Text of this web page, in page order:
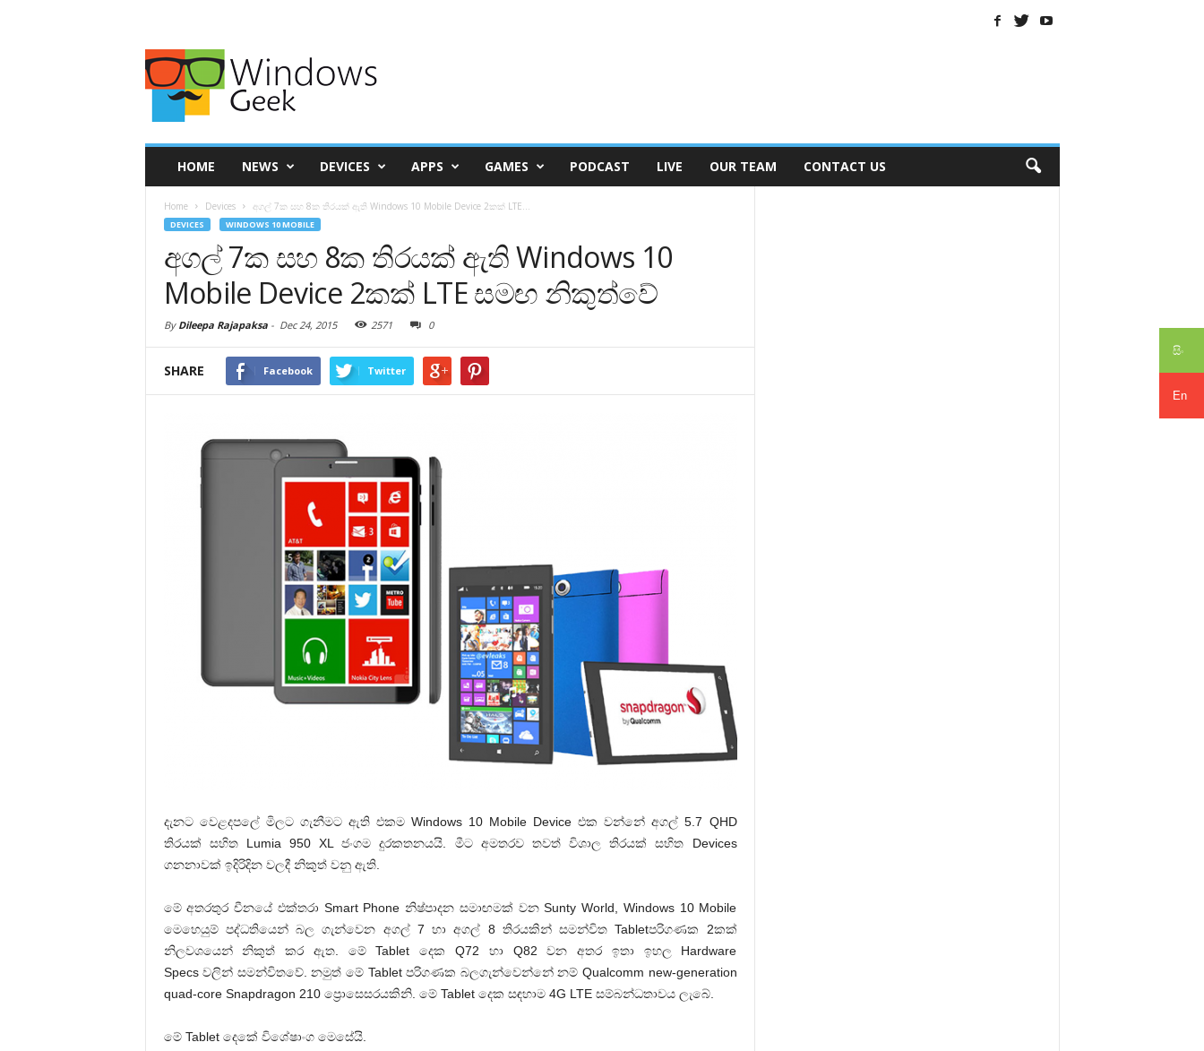
සිං
En
HOME NEWS DEVICES APPS GAMES PODCAST LIVE OUR TEAM CONTACT US
Home Devices අගල් 7ක සහ 8ක තිරයක් ඇති Windows 10 Mobile Device 2කක් LTE...
DEVICES WINDOWS 10 MOBILE
අගල් 7ක සහ 8ක තිරයක් ඇති Windows 10
Mobile Device 2කක් LTE සමඟ නිකුත්වේ
By Dileepa Rajapaksa- Dec 24, 2015 2571 0
SHARE Facebook Twitter
දැනට වෙළදපලේ මිලට ගැනීමට ඇති එකම Windows 10 Mobile Device එක වන්නේ අගල් 5.7 QHD
තිරයක් සහිත Lumia 950 XL ජංගම දුරකතනයයි. මීට අමතරව තවත් විශාල තිරයක් සහිත Devices
ගනනාවක් ඉදිරිදින වලදී නිකුත් වනු ඇති.
මේ අතරතුර චීනයේ එක්තරා Smart Phone නිෂ්පාදන සමාඟමක් වන Sunty World, Windows 10 Mobile
මෙහෙයුම් පද්ධතියෙන් බල ගැන්වෙන අගල් 7 හා අගල් 8 තිරයකින් සමන්විත Tabletපරිගණක 2කක්
නිලවශයෙන් නිකුත් කර ඇත. මේ Tablet දෙක Q72 හා Q82 වන අතර ඉතා ඉහල Hardware
Specs වලින් සමන්විතවේ. නමුත් මේ Tablet පරිගණක බලගැන්වෙන්නේ නම් Qualcomm new-generation
quad-core Snapdragon 210 ප්‍රොසෙසරයකිනි. මේ Tablet දෙක සඳහාම 4G LTE සම්බන්ධතාවය ලැබේ.
මේ Tablet දෙකේ විශේෂාංග මෙසේයි.